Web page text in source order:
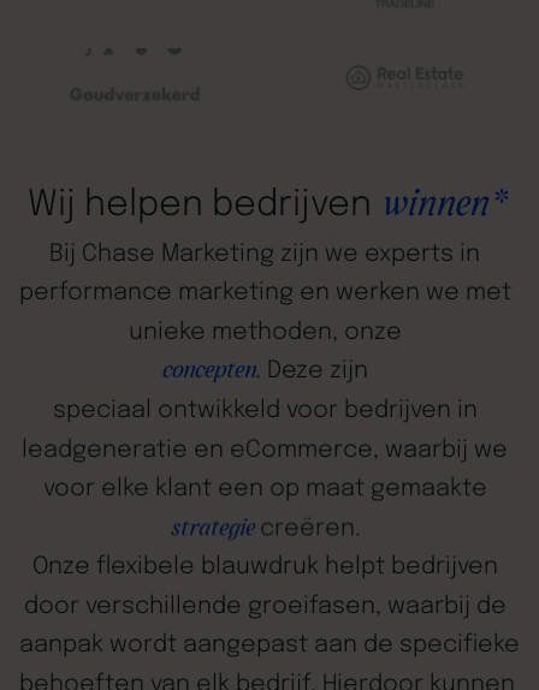
Wij helpen bedrijven winnen*
Bij Chase Marketing zijn we experts in
performance marketing en werken we met
unieke methoden, onze
concepten. Deze zijn
speciaal ontwikkeld voor bedrijven in
leadgeneratie en eCommerce, waarbij we
voor elke klant een op maat gemaakte
strategie creëren.
Onze flexibele blauwdruk helpt bedrijven
door verschillende groeifasen, waarbij de
aanpak wordt aangepast aan de specifieke
behoeften van elk bedrijf. Hierdoor kunnen